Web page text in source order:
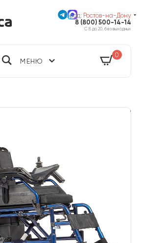
Город: Ростов-на-Дону
8 (800) 500-14-14
С 8 до 20, без выходных
МЕНЮ
0